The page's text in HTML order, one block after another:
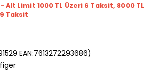
Alt Limit 1000 TL Üzeri 6 Taksit, 8000 TL
Taksit
EAN:7613272293686)